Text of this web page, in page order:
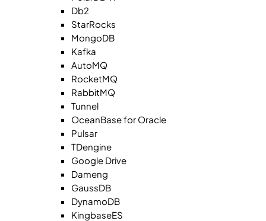
Db2
StarRocks
MongoDB
Kafka
AutoMQ
RocketMQ
RabbitMQ
Tunnel
OceanBase for Oracle
Pulsar
TDengine
Google Drive
Dameng
GaussDB
DynamoDB
KingbaseES